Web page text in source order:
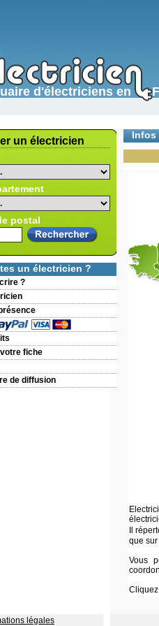
d'électriciens en
un électricien
postal
un électricien ?
?
fiche
de diffusion
Il
que
Vous
légales